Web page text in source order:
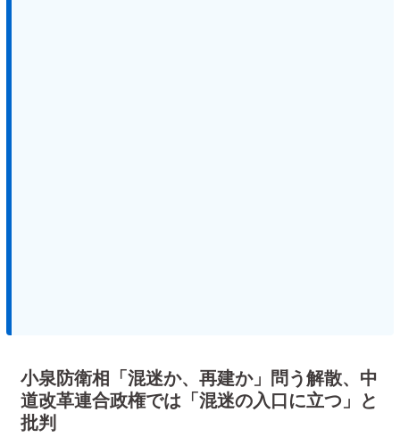
小泉防衛相「混迷か、再建か」問う解散、中
道改革連合政権では「混迷の入口に立つ」と
批判